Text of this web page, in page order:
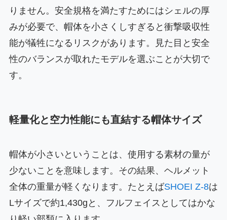
りません。安全規格を満たすためにはシェルの厚
みが必要で、帽体を小さくしすぎると衝撃吸収性
能が犠牲になるリスクがあります。見た目と安全
性のバランスが取れたモデルを選ぶことが大切で
す。
軽量化と空力性能にも直結する帽体サイズ
帽体が小さいということは、使用する素材の量が
少ないことを意味します。その結果、ヘルメット
全体の重量が軽くなります。たとえばSHOEI Z-8は
Lサイズで約1,430gと、フルフェイスとしてはかな